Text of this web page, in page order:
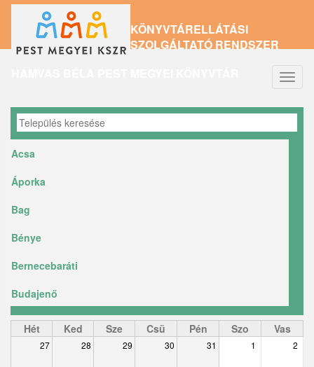
tartalomra
KÖNYVTÁRELLÁTÁSI
SZOLGÁLTATÓ RENDSZER
Acsa
Áporka
Bag
Bénye
Bernecebaráti
Budajenő
Ceglédbercel
Csemő
Hét Ked Sze Csü Pén Szo Vas
27 28 29 30 31 1 2